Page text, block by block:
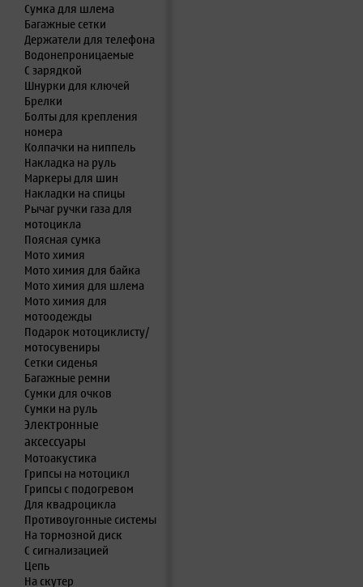
Сумка для шлема
Багажные сетки
Держатели для телефона
Водонепроницаемые
С зарядкой
Шнурки для ключей
Брелки
Болты для крепления
номера
Колпачки на ниппель
Накладка на руль
Маркеры для шин
Накладки на спицы
Рычаг ручки газа для
мотоцикла
Поясная сумка
Мото химия
Мото химия для байка
Мото химия для шлема
Мото химия для
мотоодежды
Подарок мотоциклисту/
мотосувениры
Сетки сиденья
Багажные ремни
Сумки для очков
Сумки на руль
Электронные
аксессуары
Мотоакустика
Грипсы на мотоцикл
Грипсы с подогревом
Для квадроцикла
Противоугонные системы
На тормозной диск
С сигнализацией
Цепь
На скутер